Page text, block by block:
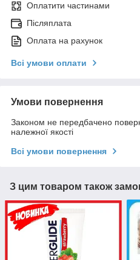
Оплатити частинами
Післяплата
Оплата на рахунок
Всі умови оплати
Умови повернення
Законом не передбачено
належної якості
Всі умови повернення
З цим товаром також